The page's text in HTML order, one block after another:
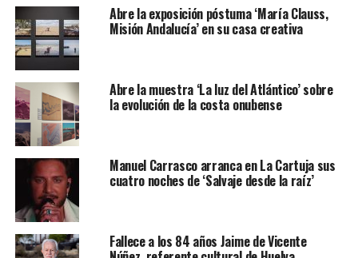
Abre la exposición póstuma ‘María Clauss,
Misión Andalucía’ en su casa creativa
Abre la muestra ‘La luz del Atlántico’ sobre
la evolución de la costa onubense
Manuel Carrasco arranca en La Cartuja sus
cuatro noches de ‘Salvaje desde la raíz’
Fallece a los 84 años Jaime de Vicente